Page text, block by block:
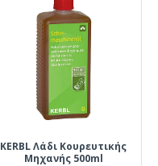
KERBL Λάδι Κουρευτικής
Μηχανής 500ml